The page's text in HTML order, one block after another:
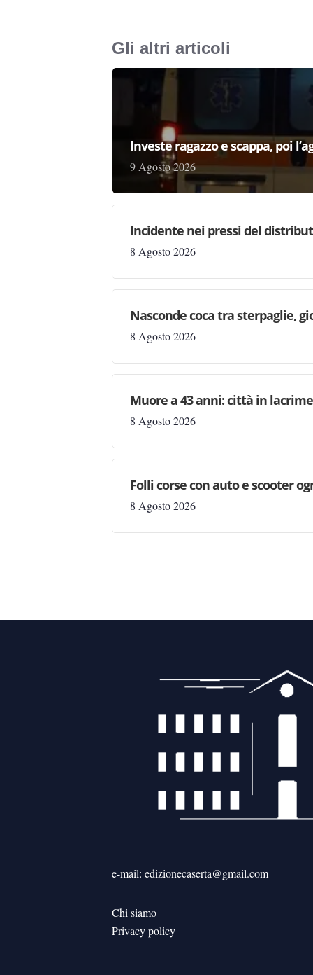
Gli altri articoli
Investe ragazzo e scappa, poi
9 Agosto 2026
Incidente nei pressi del
8 Agosto 2026
Nasconde coca tra sterpaglie,
8 Agosto 2026
Muore a 43 anni: città in
8 Agosto 2026
Folli corse con auto e scooter
8 Agosto 2026
e-mail: edizionecaserta@gmail.com
Chi siamo
Privacy policy